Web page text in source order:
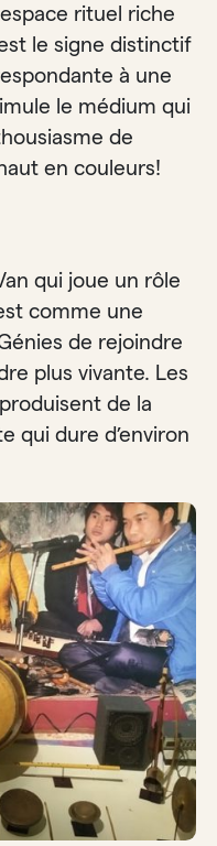
rituel riche
le signe distinctif
à une
le médium qui
de
en couleurs!
qui joue un rôle
comme une
de rejoindre
plus vivante. Les
de la
qui dure d’environ